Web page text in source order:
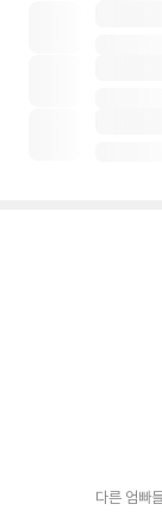
다른 엄빠